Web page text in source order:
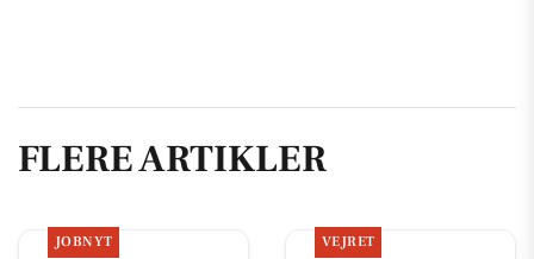
FLERE ARTIKLER
JOBNYT VEJRET